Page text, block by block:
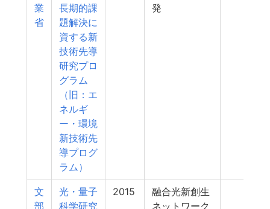
業
省
長期的課
題解決に
資する新
技術先導
研究プロ
グラム
（旧：エ
ネルギ
ー・環境
新技術先
導プログ
ラム）
発
文
部
光・量子
科学研究
2015
融合光新創生
ネットワーク